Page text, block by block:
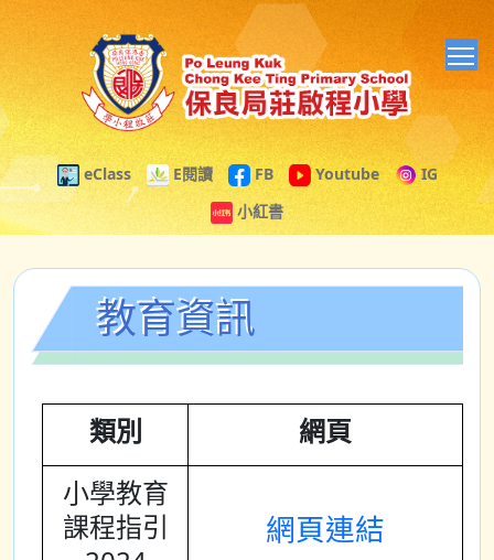
eClass E閱讀 FB Youtube
IG
小紅書
教育資訊
類別
網頁
小學教育
課程指引
網頁連結